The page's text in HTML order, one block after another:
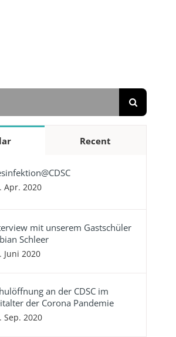
Recent
Apr. 2020
mit unserem Gastschüler
Schleer
Juni 2020
an der CDSC im
der Corona Pandemie
Sep. 2020